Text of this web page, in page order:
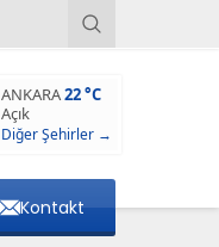
ANKARA22 °C
Açık
Diğer Şehirler →
Kontakt